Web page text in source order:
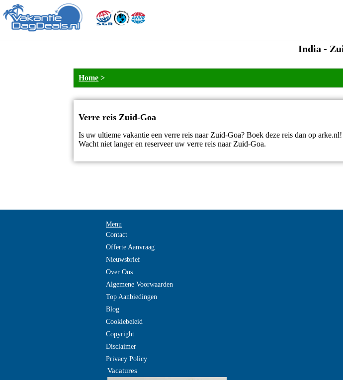
India -
Home >
Verre reis Zuid-Goa
Is uw ultieme vakantie een verre reis naar Zuid-Goa? Boek deze reis dan op
Wacht niet langer en reserveer uw verre reis naar Zuid-Goa.
Menu
Contact
Offerte Aanvraag
Nieuwsbrief
Over Ons
Algemene Voorwaarden
Top Aanbiedingen
Blog
Cookiebeleid
Copyright
Disclaimer
Privacy Policy
Vacatures